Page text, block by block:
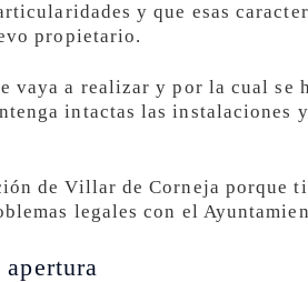
y que esas
propietario.
vaya a realizar y por la cual
intactas las
de Villar de Corneja porque
legales con el